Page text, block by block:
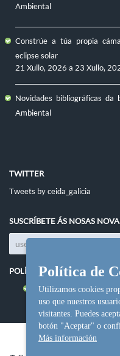
Ambiental
Constrúe a túa propia
eclipse solar
21 Xullo, 2026 a 23 Xullo,
Novidades bibliográficas
Ambiental
TWITTER
Tweets by ceida_galicia
SUSCRÍBETE ÁS NOSAS
POLÍTICAS DO SITIO
Política de cookies
Política de
Utilizamos cookies
uso que nuestros
visitantes. Puedes
botón "Aceptar" o
Más información